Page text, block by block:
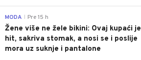
MODA Pre 15 h
Žene više ne žele bikini: Ovaj kupaći je
hit, sakriva stomak, a nosi se i poslije
mora uz suknje i pantalone